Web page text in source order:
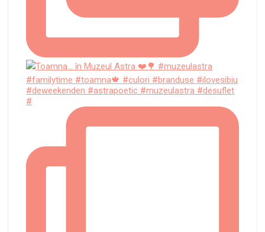
#deweekenden #astrapoetic #muzeulastra #desuflet
#